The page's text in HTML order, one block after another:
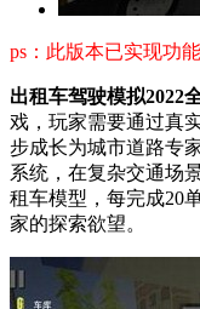
ps：此版本已实现功
出租车驾驶模拟2022
戏，玩家需要通过真
步成长为城市道路专
系统，在复杂交通场
租车模型，每完成20
家的探索欲望。